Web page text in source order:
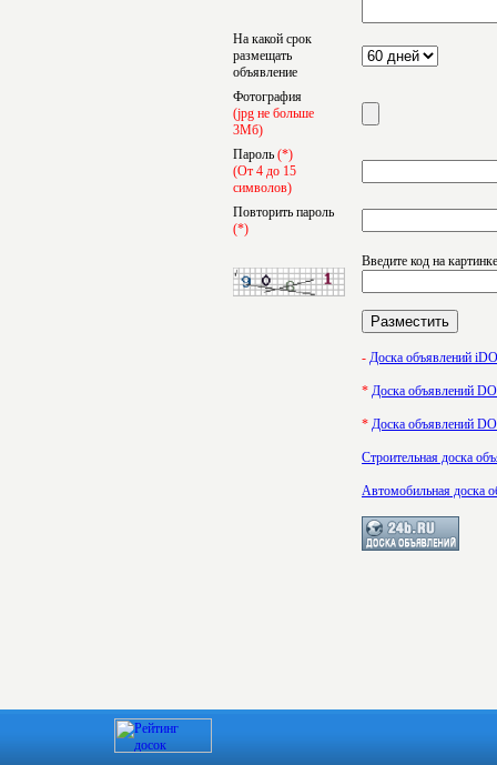
На какой срок
размещать
объявление
Фотография
(jpg не больше
3Мб)
Пароль (*)
(От 4 до 15
символов)
Повторить пароль
(*)
Введите код на картинке
- Доска объявлений
* Доска объявлений
* Доска объявлений
Строительная доска
Автомобильная доска